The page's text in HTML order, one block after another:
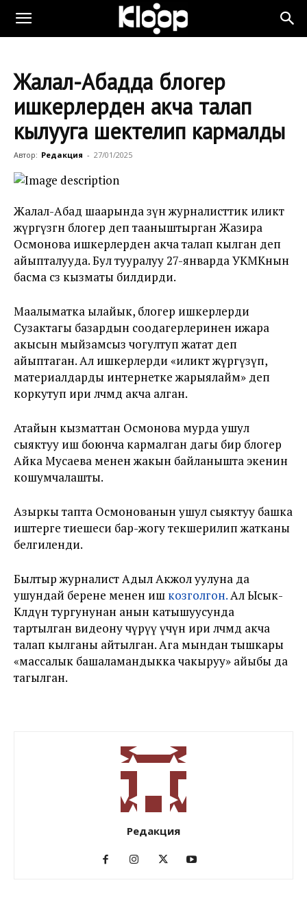
Жалал-Абадда блогер
ишкерлерден акча талап
кылууга шектелип кармалды
Автор: Редакция - 27/01/2025
Жалал-Абад шаарында өзүн журналисттик иликтөө
жүргүзгөн блогер деп тааныштырган Жазира
Осмонова ишкерлерден акча талап кылган деп
айыпталууда. Бул тууралуу 27-январда УКМКнын
басма сөз кызматы билдирди.
Маалыматка ылайык, блогер ишкерлерди
Сузактагы базардын соодагерлеринен ижара
акысын мыйзамсыз чогултуп жатат деп
айыптаган. Ал ишкерлерди «иликтөө жүргүзүп,
материалдарды интернетке жарыялайм» деп
коркутуп ири өлчөмдө акча алган.
Атайын кызматтан Осмонова мурда ушул
сыяктуу иш боюнча кармалган дагы бир блогер
Айка Мусаева менен жакын байланышта экенин
кошумчалашты.
Азыркы тапта Осмонованын ушул сыяктуу башка
иштерге тиешеси бар-жогу текшерилип жатканы
белгиленди.
Былтыр журналист Адыл Акжол уулуна да
ушундай берене менен иш козголгон.Ал Ысык-
Көлдүн тургунунан анын катышуусунда
тартылган видеону өчүрүү үчүн ири өлчөмдө акча
талап кылганы айтылган. Ага мындан тышкары
«массалык башаламандыкка чакыруу» айыбы да
тагылган.
Редакция